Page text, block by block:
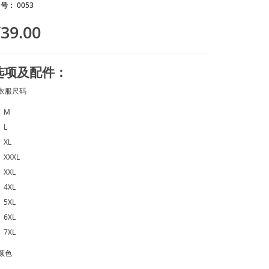
： 0053
项及配件：
服尺码
M
L
XL
XXXL
XXL
4XL
5XL
6XL
7XL
色